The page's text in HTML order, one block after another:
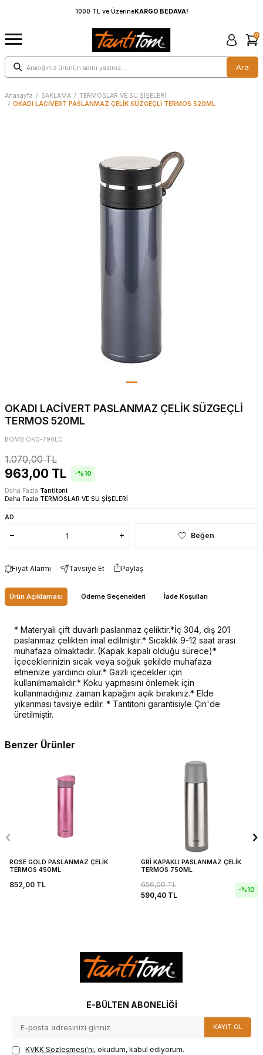
1000 TL ve ÜzerineKARGO BEDAVA!
Ara
0
Anasayfa / SAKLAMA / TERMOSLAR VE SU ŞİŞELERİ
/ OKADI LACİVERT PASLANMAZ ÇELİK SÜZGEÇLİ TERMOS 520ML
OKADI LACİVERT PASLANMAZ ÇELİK SÜZGEÇLİ
TERMOS 520ML
BOMB OKD-790LC
1.070,00TL
963,00 TL -%10
Daha Fazla Tantitoni
Daha Fazla TERMOSLAR VE SU ŞİŞELERİ
AD
Beğen
Fiyat Alarmı Tavsiye Et Paylaş
Ürün Açıklaması Ödeme Seçenekleri İade Koşulları
* Materyali çift duvarlı paslanmaz çeliktir.*İç 304, dış 201
paslanmaz çelikten imal edilmiştir.* Sıcaklık 9-12 saat arası
muhafaza olmaktadır. (Kapak kapalı olduğu sürece)*
İçeceklerinizin sıcak veya soğuk şekilde muhafaza
etmenize yardımcı olur.* Gazlı içecekler için
kullanılmamalıdır.* Koku yapmasını önlemek için
kullanmadığınız zaman kapağını açık bırakınız.* Elde
yıkanması tavsiye edilir. * Tantitoni garantisiyle Çin'de
üretilmiştir.
Benzer Ürünler
ROSE GOLD PASLANMAZ ÇELİK
TERMOS 450ML
852,00 TL
GRİ KAPAKLI PASLANMAZ ÇELİK
TERMOS 750ML
656,00TL
590,40TL
-%10
E-BÜLTEN ABONELIĞI
KAYIT OL
KVKK Sözleşmesi'ni, okudum, kabul ediyorum.